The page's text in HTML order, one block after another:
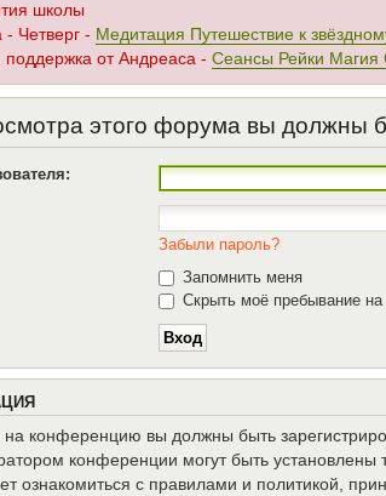
школы
- Четверг - Медитация Путешествие к
от Андреаса - Сеансы Рейки Магия
этого форума вы должны
Забыли пароль?
Запомнить меня
Скрыть моё пребывание
ЦИЯ
конференцию вы должны быть
конференции могут быть установлены
ознакомиться с правилами и политикой,